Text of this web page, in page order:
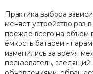
Практика выбора
меняет устройство раз
прежде всего на объём
ёмкость батареи -
изменились за время
пользователь,